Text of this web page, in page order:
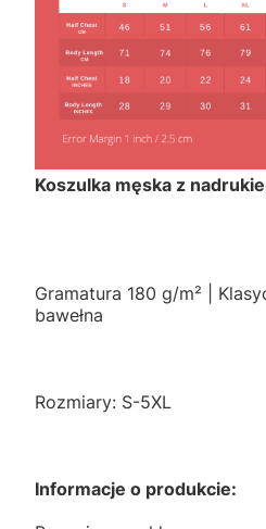
Koszulka męska z
Gramatura 180 g/m² |
bawełna
Rozmiary: S-5XL
Informacje o produkcie: